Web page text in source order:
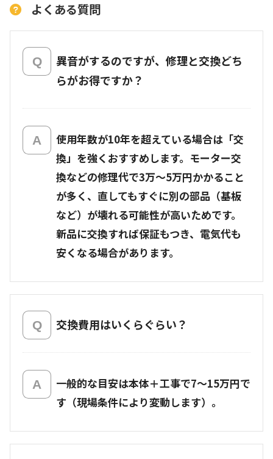
よくある質問
異音がするのですが、修理と交換どち
らがお得ですか？
使用年数が10年を超えている場合は「交
換」を強くおすすめします。モーター交
換などの修理代で3万〜5万円かかること
が多く、直してもすぐに別の部品（基板
など）が壊れる可能性が高いためです。
新品に交換すれば保証もつき、電気代も
安くなる場合があります。
交換費用はいくらぐらい？
一般的な目安は本体＋工事で7〜15万円で
す（現場条件により変動します）。